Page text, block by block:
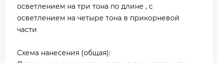
осветлением на три тона по длине , с
осветлением на четыре тона в прикорневой
части
Схема нанесения (общая):